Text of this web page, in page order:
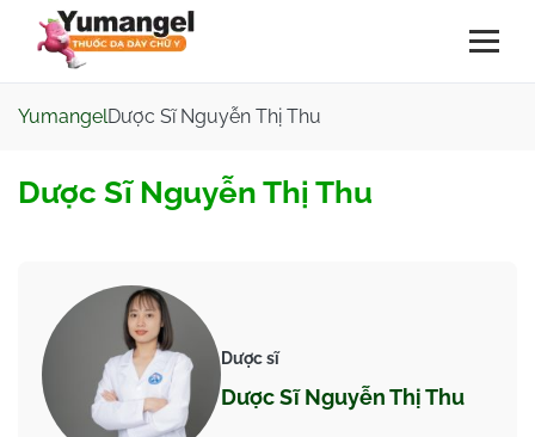
YumangelDược Sĩ Nguyễn Thị Thu
Dược Sĩ Nguyễn Thị Thu
Dược sĩ
Dược Sĩ Nguyễn Thị Thu